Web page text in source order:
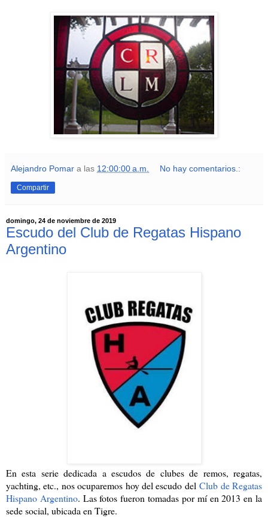
Alejandro Pomar a las 12:00:00 a.m. No hay comentarios.:
Compartir
domingo, 24 de noviembre de 2019
Escudo del Club de Regatas Hispano
Argentino
En esta serie dedicada a escudos de clubes de remos, regatas,
yachting, etc., nos ocuparemos hoy del escudo delClub de Regatas
Hispano Argentino. Las fotos fueron tomadas por mí en 2013 en la
sede social, ubicada en Tigre.